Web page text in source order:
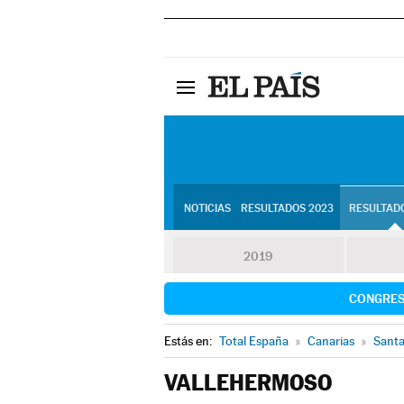
NOTICIAS RESULTADOS 2023
2019
Estás en: Total España » Canarias »
VALLEHERMOSO